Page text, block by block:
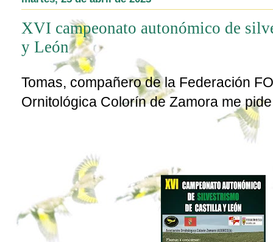
XVI campeonato autonómico de
y León
Tomas, compañero de la Federación
Ornitológica Colorín de Zamora me